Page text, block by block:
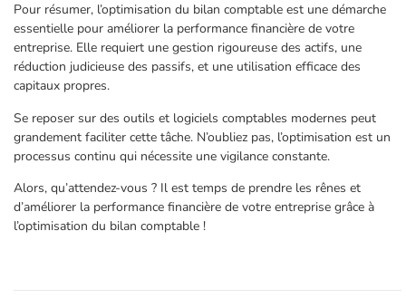
Pour résumer, l’optimisation du bilan comptable est une démarche
essentielle pour améliorer la performance financière de votre
entreprise. Elle requiert une gestion rigoureuse des actifs, une
réduction judicieuse des passifs, et une utilisation efficace des
capitaux propres.
Se reposer sur des outils et logiciels comptables modernes peut
grandement faciliter cette tâche. N’oubliez pas, l’optimisation est un
processus continu qui nécessite une vigilance constante.
Alors, qu’attendez-vous ? Il est temps de prendre les rênes et
d’améliorer la performance financière de votre entreprise grâce à
l’optimisation du bilan comptable !